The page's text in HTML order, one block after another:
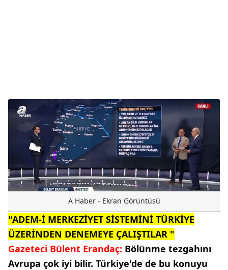
A Haber - Ekran Görüntüsü
"ADEM-İ MERKEZİYET SİSTEMİNİ TÜRKİYE
ÜZERİNDEN DENEMEYE ÇALIŞTILAR "
Gazeteci Bülent Erandaç: Bölünme tezgahını
Avrupa çok iyi bilir. Türkiye'de de bu konuyu